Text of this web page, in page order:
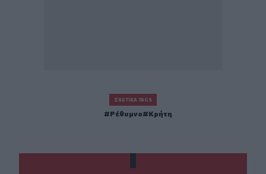
ΣΧΕΤΙΚΆ TAGS
Ρέθυμνο Κρήτη